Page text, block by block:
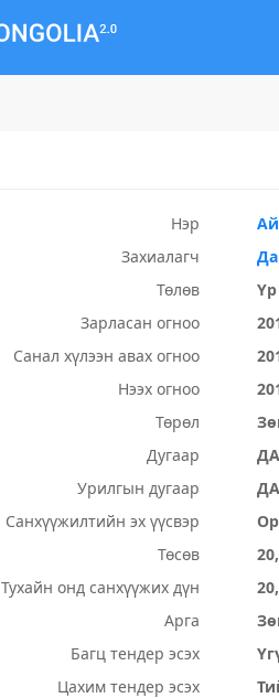
Нэр
Захиалагч
Төлөв
Зарласан огноо
Санал хүлээн авах огноо
Нээх огноо
Төрөл
Дугаар
Урилгын дугаар
Санхүүжилтийн эх үүсвэр
Төсөв
Тухайн онд санхүүжих дүн
Арга
Багц тендер эсэх
Цахим тендер эсэх